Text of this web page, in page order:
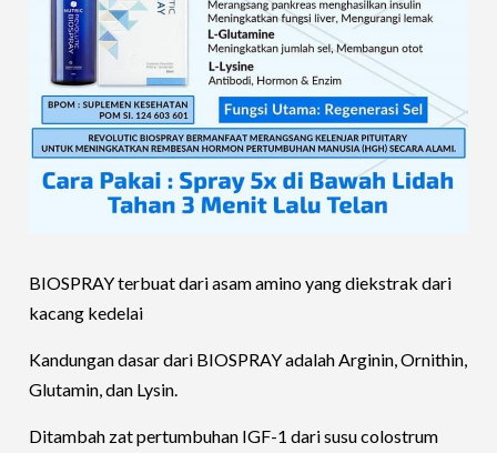
BIOSPRAY terbuat dari asam amino yang diekstrak dari
kacang kedelai
Kandungan dasar dari BIOSPRAY adalah Arginin, Ornithin,
Glutamin, dan Lysin.
Ditambah zat pertumbuhan IGF-1 dari susu colostrum